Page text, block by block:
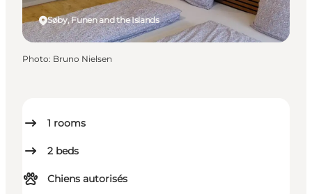
1 rooms
2 beds
Chiens autorisés
Søby, Funen and the Islands
Photo: Bruno Nielsen